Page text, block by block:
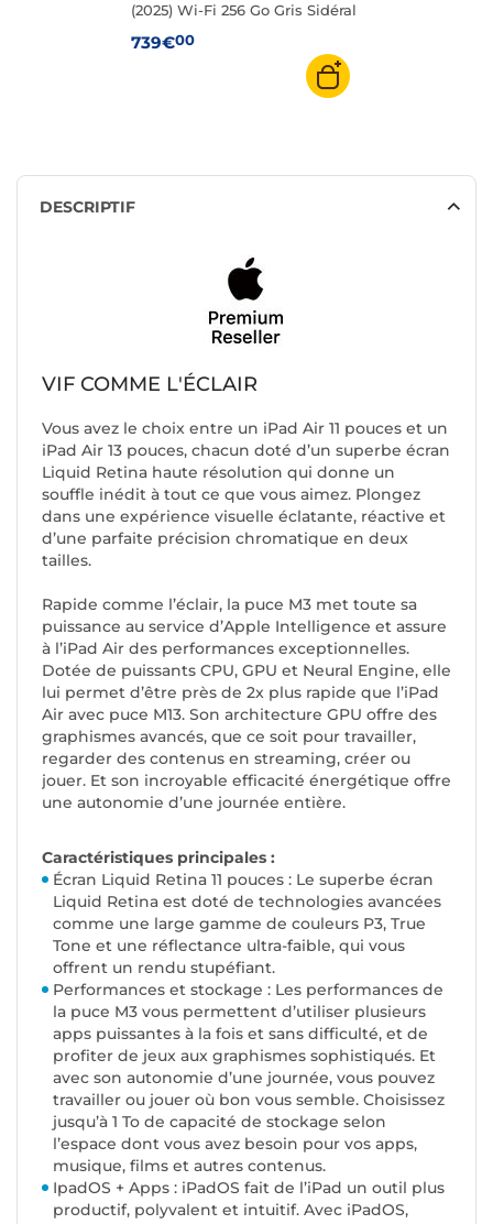
(2025) Wi-Fi 256 Go Gris Sidéral
739€00
DESCRIPTIF
VIF COMME L'ÉCLAIR
Vous avez le choix entre un iPad Air 11 pouces et un
iPad Air 13 pouces, chacun doté d’un superbe écran
Liquid Retina haute réso­lution qui donne un
souffle inédit à tout ce que vous aimez. Plongez
dans une expé­rience visuelle éclatante, réactive et
d’une parfaite précision chromatique en deux
tailles.
Rapide comme l’éclair, la puce M3 met toute sa
puissance au service d’Apple Intel­ligence et assure
à l’iPad Air des perfor­mances exception­nelles.
Dotée de puissants CPU, GPU et Neural Engine, elle
lui permet d’être près de 2x plus rapide que l’iPad
Air avec puce M13. Son architecture GPU offre des
graphismes avancés, que ce soit pour travailler,
regarder des contenus en streaming, créer ou
jouer. Et son incroyable effica­cité énergé­tique offre
une autonomie d’une journée entière.
Caractéristiques principales :
Écran Liquid Retina 11 pouces : Le superbe écran
Liquid Retina est doté de technologies avancées
comme une large gamme de couleurs P3, True
Tone et une réflectance ultra-faible, qui vous
offrent un rendu stupéfiant.
Performances et stockage : Les performances de
la puce M3 vous permettent d’utiliser plusieurs
apps puissantes à la fois et sans difficulté, et de
profiter de jeux aux graphismes sophistiqués. Et
avec son autonomie d’une journée, vous pouvez
travailler ou jouer où bon vous semble. Choisissez
jusqu’à 1 To de capacité de stockage selon
l’espace dont vous avez besoin pour vos apps,
musique, films et autres contenus.
IpadOS + Apps : iPadOS fait de l’iPad un outil plus
productif, polyvalent et intuitif. Avec iPadOS,